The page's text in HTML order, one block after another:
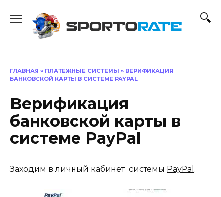
содержанию
ГЛАВНАЯ » ПЛАТЕЖНЫЕ СИСТЕМЫ » ВЕРИФИКАЦИЯ
БАНКОВСКОЙ КАРТЫ В СИСТЕМЕ PAYPAL
Верификация
банковской карты в
системе PayPal
Заходим в личный кабинет системы PayPal .